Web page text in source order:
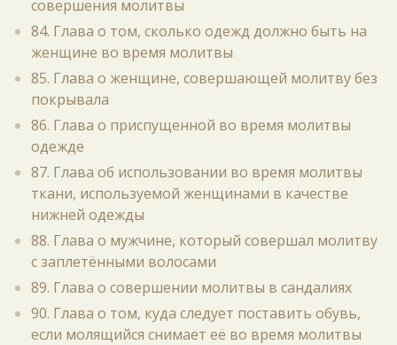
совершения молитвы
84. Глава о том, сколько одежд должно быть на
женщине во время молитвы
85. Глава о женщине, совершающей молитву без
покрывала
86. Глава о приспущенной во время молитвы
одежде
87. Глава об использовании во время молитвы
ткани, используемой женщинами в качестве
нижней одежды
88. Глава о мужчине, который совершал молитву
с заплетёнными волосами
89. Глава о совершении молитвы в сандалиях
90. Глава о том, куда следует поставить обувь,
если молящийся снимает её во время молитвы